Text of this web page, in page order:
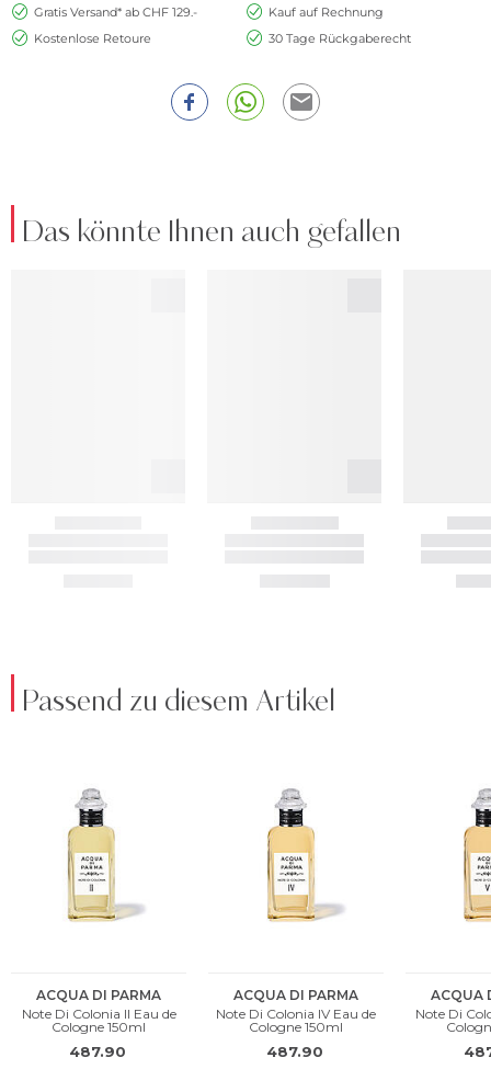
Gratis Versand* ab CHF 129.-
Kauf auf Rechnung
Kostenlose Retoure
30 Tage Rückgaberecht
Das könnte Ihnen auch gefallen
Passend zu diesem Artikel